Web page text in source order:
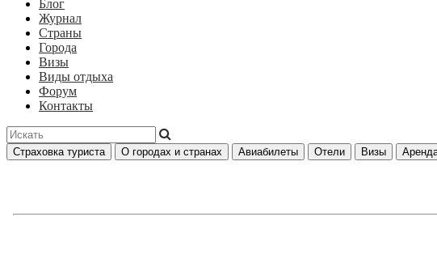
Блог
Журнал
Страны
Города
Визы
Виды отдыха
Форум
Контакты
Страховка туриста О городах и странах Авиабилеты Отели Визы